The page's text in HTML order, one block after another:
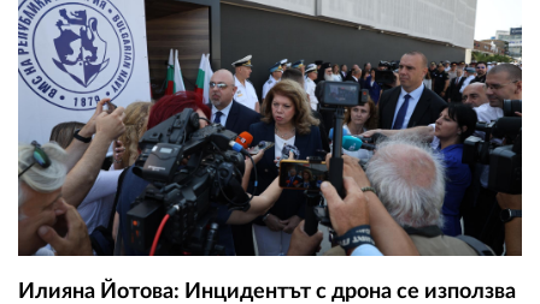
Илияна Йотова: Инцидентът с дрона се използва